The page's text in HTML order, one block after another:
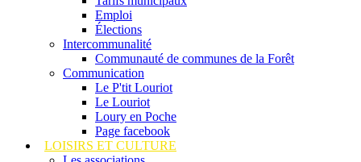
Emploi
Élections
Intercommunalité
Communauté de communes de la Forêt
Communication
Le P'tit Louriot
Le Louriot
Loury en Poche
Page facebook
LOISIRS ET CULTURE